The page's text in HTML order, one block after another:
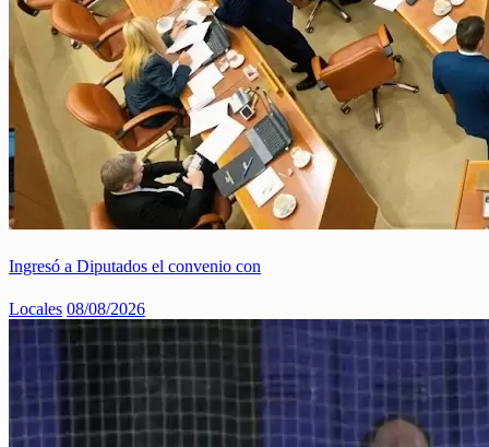
Ingresó a Diputados el convenio con
Locales 08/08/2026